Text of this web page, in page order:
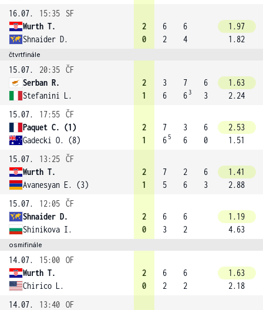
16.07.
15:35
SF
Wurth T.
Shnaider D.
2
0
6
2
6
4
1.97
1.82
čtvrtfinále
15.07. 20:35 ČF
Serban R.
Stefanini L.
2
1
3
6
7
6 3
6
3
1.63
2.24
15.07.
17:55 ČF
Paquet C. (1)
Gadecki O. (8)
2
1
7
6 5
3
6
6
0
2.53
1.51
15.07.
13:25 ČF
Wurth T.
Avanesyan E. (3)
2
1
7
5
2
6
6
3
1.41
2.88
15.07.
12:05 ČF
Shnaider D.
Shinikova I.
2
0
6
3
6
2
1.19
4.63
osmifinále
14.07. 15:00 OF
Wurth T.
Chirico L.
2
0
6
2
6
2
1.63
2.18
14.07.
13:40 OF